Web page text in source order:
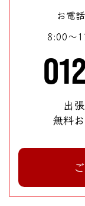
お電
8:00～
出
無料